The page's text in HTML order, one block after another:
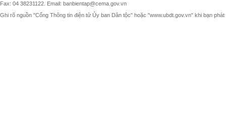
Fax: 04 38231122. Email: banbientap@cema.gov.vn
Ghi rõ nguồn "Cổng Thông tin điện tử Ủy ban Dân tộc" hoặc "www.ubdt.gov.vn" khi bạn